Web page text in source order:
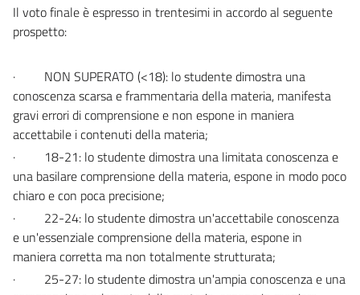
Il voto finale è espresso in trentesimi in accordo al seguente
prospetto:
·
NON SUPERATO (<18): lo studente dimostra una
conoscenza scarsa e frammentaria della materia, manifesta
gravi errori di comprensione e non espone in maniera
accettabile i contenuti della materia;
·
18-21: lo studente dimostra una limitata conoscenza e
una basilare comprensione della materia, espone in modo poco
chiaro e con poca precisione;
·
22-24: lo studente dimostra un'accettabile conoscenza
e un'essenziale comprensione della materia, espone in
maniera corretta ma non totalmente strutturata;
·
25-27: lo studente dimostra un'ampia conoscenza e una